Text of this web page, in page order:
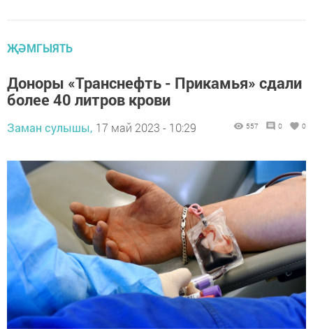
ҖӘМГЫЯТЬ
Доноры «Транснефть - Прикамья» сдали
более 40 литров крови
Заман сулышы, 17 май 2023 - 10:29 557 0 0